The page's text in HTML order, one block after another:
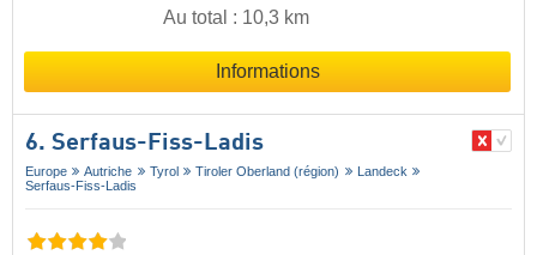
Au total : 10,3 km
Informations
6. Serfaus-Fiss-Ladis
Europe Autriche Tyrol Tiroler Oberland (région)
Landeck
Serfaus-Fiss-Ladis